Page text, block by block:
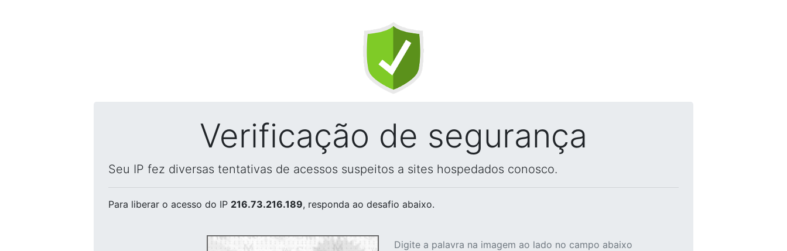
Verificação de segurança
Seu IP fez diversas tentativas de acessos suspeitos a sites hospedados conosco.
Para liberar o acesso do IP 216.73.216.189, responda ao desafio abaixo.
Digite a palavra na imagem ao lado no campo abaixo